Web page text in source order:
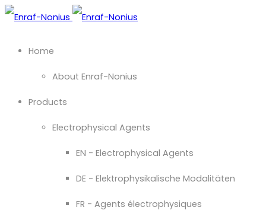
Home
About Enraf-Nonius
Products
Electrophysical Agents
EN - Electrophysical Agents
DE - Elektrophysikalische Modalitäten
FR - Agents électrophysiques